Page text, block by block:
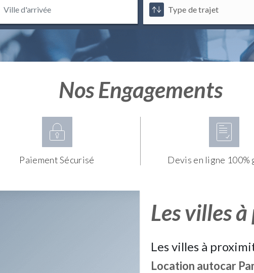
Nos Engagements
Paiement Sécurisé Devis en ligne
Les villes
Les villes à
Location autocar